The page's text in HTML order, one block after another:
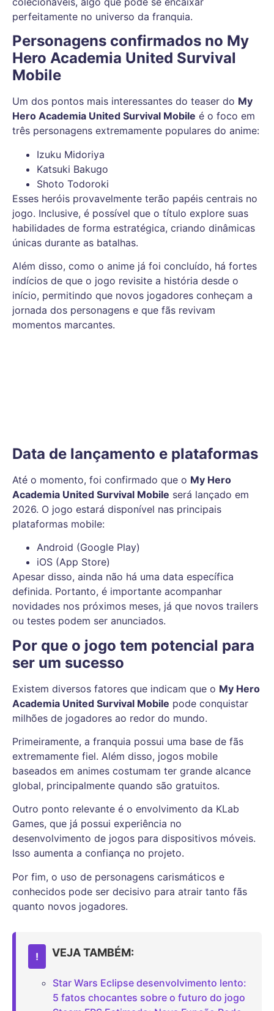
perfeitamente no universo da franquia.
Personagens confirmados no My
Hero Academia United Survival
Mobile
Um dos pontos mais interessantes do teaser do My
Hero Academia United Survival Mobile é o foco em
três personagens extremamente populares do anime:
Izuku Midoriya
Katsuki Bakugo
Shoto Todoroki
Esses heróis provavelmente terão papéis centrais no
jogo. Inclusive, é possível que o título explore suas
habilidades de forma estratégica, criando dinâmicas
únicas durante as batalhas.
Além disso, como o anime já foi concluído, há fortes
indícios de que o jogo revisite a história desde o
início, permitindo que novos jogadores conheçam a
jornada dos personagens e que fãs revivam
momentos marcantes.
Data de lançamento e plataformas
Até o momento, foi confirmado que o My Hero
Academia United Survival Mobile será lançado em
2026. O jogo estará disponível nas principais
plataformas mobile:
Android (Google Play)
iOS (App Store)
Apesar disso, ainda não há uma data específica
definida. Portanto, é importante acompanhar
novidades nos próximos meses, já que novos trailers
ou testes podem ser anunciados.
Por que o jogo tem potencial para
ser um sucesso
Existem diversos fatores que indicam que o My Hero
Academia United Survival Mobile pode conquistar
milhões de jogadores ao redor do mundo.
Primeiramente, a franquia possui uma base de fãs
extremamente fiel. Além disso, jogos mobile
baseados em animes costumam ter grande alcance
global, principalmente quando são gratuitos.
Outro ponto relevante é o envolvimento da KLab
Games, que já possui experiência no
desenvolvimento de jogos para dispositivos móveis.
Isso aumenta a confiança no projeto.
Por fim, o uso de personagens carismáticos e
conhecidos pode ser decisivo para atrair tanto fãs
quanto novos jogadores.
! VEJA TAMBÉM:
Star Wars Eclipse desenvolvimento lento:
5 fatos chocantes sobre o futuro do jogo